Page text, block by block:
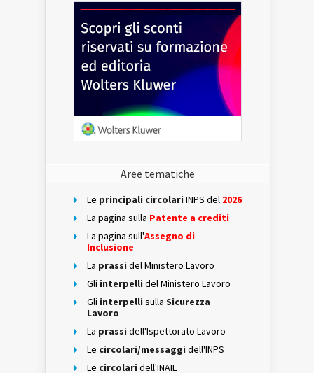
Aree tematiche
Le principali circolari INPS del 2026
La pagina sulla Patente a crediti
La pagina sull'Assegno di
Inclusione
La prassi del Ministero Lavoro
Gli interpelli del Ministero Lavoro
Gli interpelli sulla Sicurezza
Lavoro
La prassi dell'Ispettorato Lavoro
Le circolari/messaggi dell'INPS
Le circolari dell'INAIL